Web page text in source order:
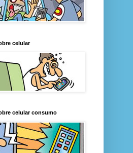
celular
celular consumo